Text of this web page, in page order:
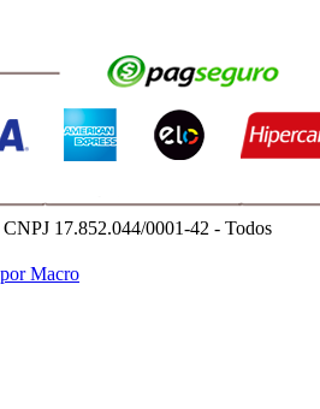
17.852.044/0001-42 - Todos
por Macro